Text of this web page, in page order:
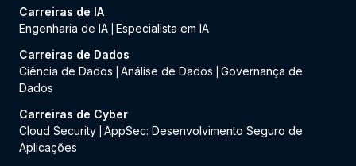
Carreiras de IA
Engenharia de IA Especialista em IA
Carreiras de Dados
Ciência de Dados
Análise de Dados
Governança de
Dados
Carreiras de Cyber
Cloud Security AppSec: Desenvolvimento Seguro de
Aplicações